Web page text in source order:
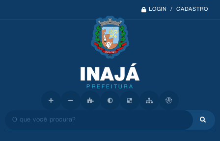
LOGIN / CADASTRO
O que você procura?